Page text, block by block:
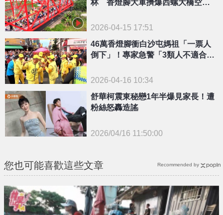
2026-04-15 17:51
46萬香燈腳衝白沙屯媽祖「一票人
倒下」！專家急警「3類人不適合
2026-04-16 10:34
舒華柯震東秘戀1年半爆見家長！遭
粉絲怒轟造謠
2026/04/16 11:50:00
您也可能喜歡這些文章 Recommended by